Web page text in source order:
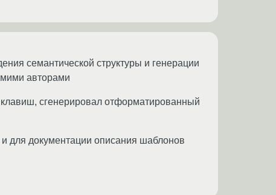
семантической структуры и генерации
авторами
клавиш, сгенерировал отформатированный
для документации описания шаблонов